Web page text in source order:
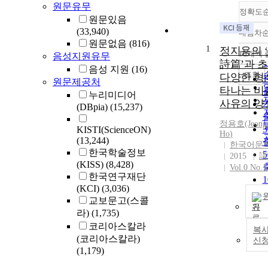
원문유무
원문있음
(33,940)
원문없음 (816)
음성지원유무
음성 지원 (16)
원문제공처
누리미디어
(DBpia) (15,237)
KISTI(ScienceON)
(13,244)
한국학술정보
(KISS) (8,428)
한국연구재단
(KCI) (3,036)
교보문고(스콜
라) (1,735)
코리아스칼라
(코리아스칼라)
(1,179)
정확도
내림차
10개씩
조회
1
정지용의
詩篇’과
다양한 형
타나는 비
사유의 양
정용호
Ho)
한국어문
2015
Vol.0
기
복
신